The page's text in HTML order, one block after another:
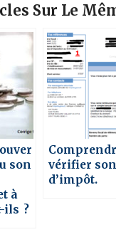
Sur Le
son
à
ils ?
vérifier
d’impôt.